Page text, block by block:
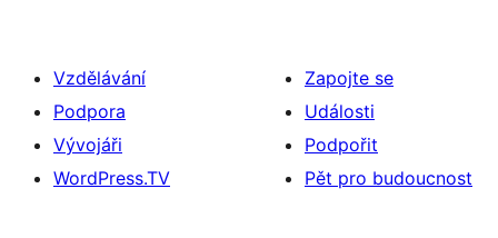
Vzdělávání
Podpora
Vývojáři
WordPress.TV
Zapojte se
Události
Podpořit
Pět pro budoucnost